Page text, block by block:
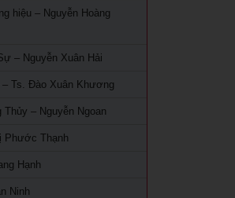
Tài Chính tại TPHCM
Nhân Sự tại TPHCM
Kinh Doanh tại TPHCM
hiệu – Nguyễn Hoàng
– Nguyễn Xuân Hải
– Ts. Đào Xuân Khương
Thủy – Nguyễn Ngoan
Phước Thạnh
Hạnh
Ninh